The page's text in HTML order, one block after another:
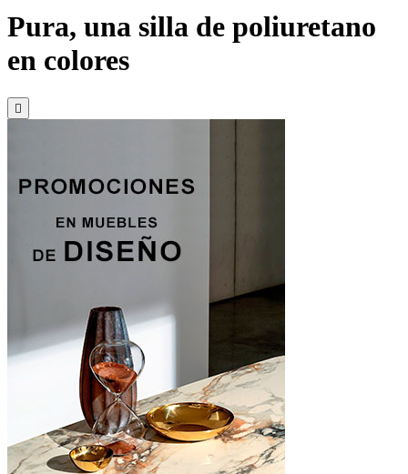
Pura, una silla de poliuretano
en colores
